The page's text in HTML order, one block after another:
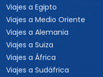
Viajes a Egipto
Viajes a Medio Oriente
Viajes a Alemania
Viajes a Suiza
Viajes a África
Viajes a Sudáfrica